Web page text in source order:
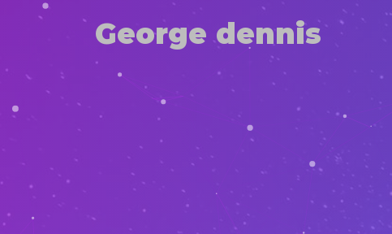
George dennis